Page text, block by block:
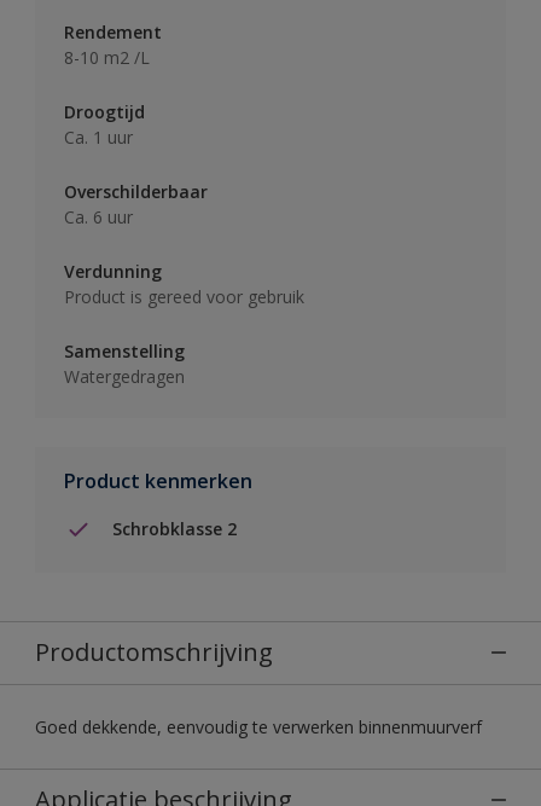
Rendement
8-10 m2 /L
Droogtijd
Ca. 1 uur
Overschilderbaar
Ca. 6 uur
Verdunning
Product is gereed voor gebruik
Samenstelling
Watergedragen
Product kenmerken
Schrobklasse 2
Productomschrijving
Goed dekkende, eenvoudig te verwerken binnenmuurverf
Applicatie beschrijving